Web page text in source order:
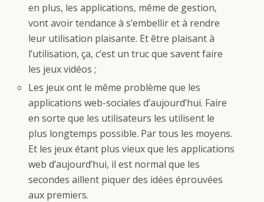
en plus, les applications, même de gestion,
vont avoir tendance à s’embellir et à rendre
leur utilisation plaisante. Et être plaisant à
l’utilisation, ça, c’est un truc que savent faire
les jeux vidéos ;
Les jeux ont le même problème que les
applications web-sociales d’aujourd’hui. Faire
en sorte que les utilisateurs les utilisent le
plus longtemps possible. Par tous les moyens.
Et les jeux étant plus vieux que les applications
web d’aujourd’hui, il est normal que les
secondes aillent piquer des idées éprouvées
aux premiers.